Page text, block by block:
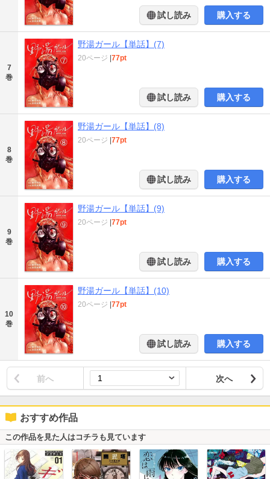
試し読み 購入する
7
巻
野湯ガール【単話】(7)
20ページ 77pt
試し読み 購入する
8
巻
野湯ガール【単話】(8)
20ページ 77pt
試し読み 購入する
9
巻
野湯ガール【単話】(9)
20ページ 77pt
試し読み 購入する
10
巻
野湯ガール【単話】(10)
20ページ 77pt
試し読み 購入する
前へ 次へ
おすすめ作品
この作品を見た人はコチラも見ています